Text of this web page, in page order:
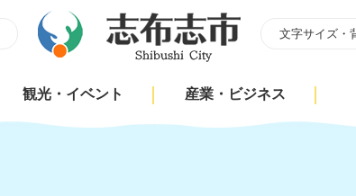
文字サイズ・
観光・イベント 産業・ビジネス